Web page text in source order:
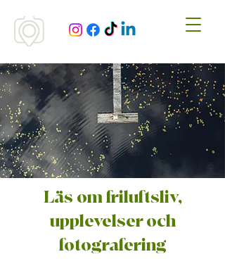
Läs om friluftsliv,
upplevelser och
fotografering